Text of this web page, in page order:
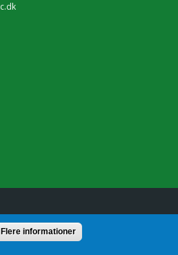
Flere informationer